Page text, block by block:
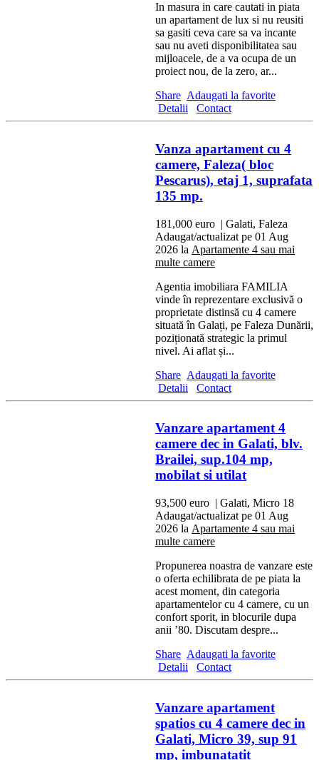
In masura in care cautati in piata
un apartament de lux si nu reusiti
sa gasiti ceva care sa va incante
sau nu aveti disponibilitatea sau
mijloacele, de a va ocupa de un
proiect nou, de la zero, ar...
Share Adaugati la favorite
Detalii
Contact
Vanza apartament cu 4
camere, Faleza( bloc
Pescarus), etaj 1, suprafata
135 mp.
181,000 euro | Galati, Faleza
Adaugat/actualizat pe 01 Aug
2026 la Apartamente 4 sau mai
multe camere
Agentia imobiliara FAMILIA
vinde în reprezentare exclusivă o
proprietate distinsă cu 4 camere
situată în Galați, pe Faleza Dunării,
poziționată strategic la primul
nivel. Ai aflat și...
Share Adaugati la favorite
Detalii
Contact
Vanzare apartament 4
camere dec in Galati, blv.
Brailei, sup.104 mp,
mobilat si utilat
93,500 euro | Galati, Micro 18
Adaugat/actualizat pe 01 Aug
2026 la Apartamente 4 sau mai
multe camere
Propunerea noastra de vanzare este
o oferta echilibrata de pe piata la
acest moment, din categoria
apartamentelor cu 4 camere, cu un
confort sporit, in blocurile dupa
anii ’80. Discutam despre...
Share Adaugati la favorite
Detalii
Contact
Vanzare apartament
spatios cu 4 camere dec in
Galati, Micro 39, sup 91
mp, imbunatatit